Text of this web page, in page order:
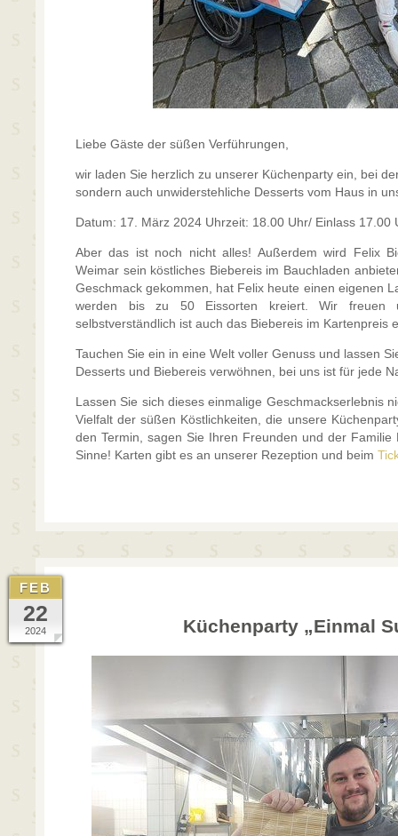
Liebe Gäste der süßen Verführungen,
wir laden Sie herzlich zu unserer Küchenparty ein, bei
sondern auch unwiderstehliche Desserts vom Haus in
Datum: 17. März 2024 Uhrzeit: 18.00 Uhr/ Einlass 17.00
Aber das ist noch nicht alles! Außerdem wird Felix
Weimar sein köstliches Biebereis im Bauchladen
Geschmack gekommen, hat Felix heute einen eigenen
werden bis zu 50 Eissorten kreiert. Wir freuen
selbstverständlich ist auch das Biebereis im Kartenpreis
Tauchen Sie ein in eine Welt voller Genuss und lassen
Desserts und Biebereis verwöhnen, bei uns ist für jede
Lassen Sie sich dieses einmalige Geschmackserlebnis
Vielfalt der süßen Köstlichkeiten, die unsere
den Termin, sagen Sie Ihren Freunden und der
Sinne! Karten gibt es an unserer Rezeption und beim
2024
22
FEB
Küchenparty „Einmal